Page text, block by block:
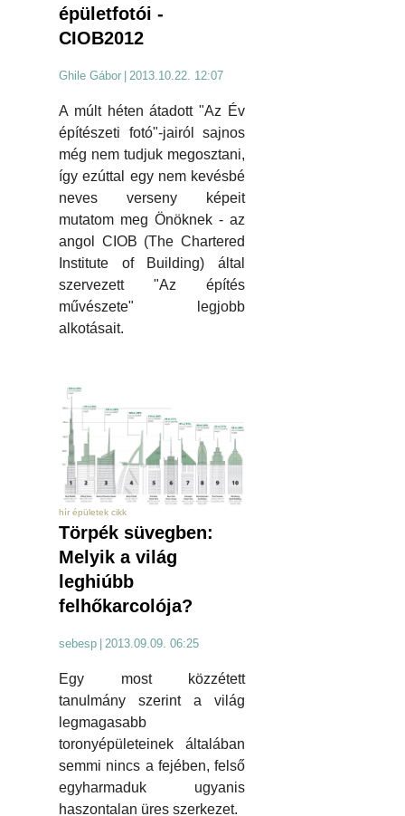
épületfotói -
CIOB2012
Ghile Gábor 2013.10.22. 12:07
A múlt héten átadott "Az Év
építészeti fotó"-jairól sajnos
még nem tudjuk megosztani,
így ezúttal egy nem kevésbé
neves verseny képeit
mutatom meg Önöknek - az
angol CIOB (The Chartered
Institute of Building) által
szervezett "Az építés
művészete" legjobb
alkotásait.
hír épületek cikk
Törpék süvegben:
Melyik a világ
leghiúbb
felhőkarcolója?
sebesp 2013.09.09. 06:25
Egy most közzétett
tanulmány szerint a világ
legmagasabb
toronyépületeinek általában
semmi nincs a fejében, felső
egyharmaduk ugyanis
haszontalan üres szerkezet.